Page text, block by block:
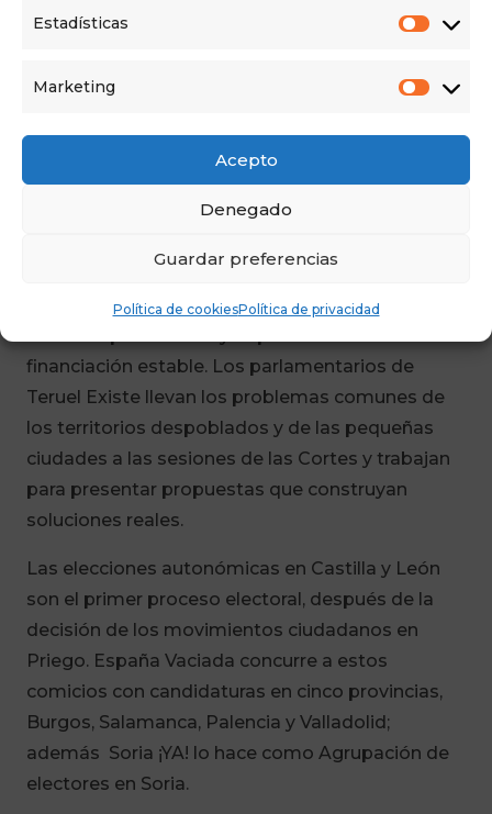
Estadísticas
Marketing
Acepto
Denegado
Guardar preferencias
Política de cookiesPolítica de privacidad
representación: un diputado y dos senadores.
Vaciada en el Congreso y el Senado. Desde hace
cuestiones visibles para la agenda política de
medios de comunicación y de partidos políticos,
y han pasado a formar parte de las
y desequilibrios territoriales son gravísimos
problemas que requieren la adopción de
financiación estable. Los parlamentarios de
Teruel Existe llevan los problemas comunes de
los territorios despoblados y de las pequeñas
ciudades a las sesiones de las Cortes y trabajan
para presentar propuestas que construyan
soluciones reales.
Las elecciones autonómicas en Castilla y León
son el primer proceso electoral, después de la
decisión de los movimientos ciudadanos en
Priego. España Vaciada concurre a estos
comicios con candidaturas en cinco provincias,
Burgos, Salamanca, Palencia y Valladolid;
además Soria ¡YA! lo hace como Agrupación de
electores en Soria.